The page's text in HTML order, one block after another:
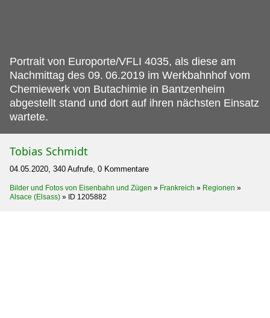
Portrait von Europorte/VFLI 4035, als diese am
Nachmittag des 09. 06.2019 im Werkbahnhof vom
Chemiewerk von Butachimie in Bantzenheim
abgestellt stand und dort auf ihren nächsten Einsatz
wartete.
Tobias Schmidt
04.05.2020, 340 Aufrufe, 0 Kommentare
Bilder und Fotos von Eisenbahn und Zügen » Frankreich » Regionen »
Alsace (Elsass) » ID 1205882